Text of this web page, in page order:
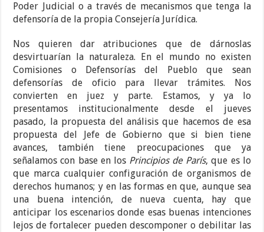
Poder Judicial o a través de mecanismos que tenga la
defensoría de la propia Consejería Jurídica.
Nos quieren dar atribuciones que de dárnoslas
desvirtuarían la naturaleza. En el mundo no existen
Comisiones o Defensorías del Pueblo que sean
defensorías de oficio para llevar trámites. Nos
convierten en juez y parte. Estamos, y ya lo
presentamos institucionalmente desde el jueves
pasado, la propuesta del análisis que hacemos de esa
propuesta del Jefe de Gobierno que si bien tiene
avances, también tiene preocupaciones que ya
señalamos con base en los Principios de París, que es lo
que marca cualquier configuración de organismos de
derechos humanos; y en las formas en que, aunque sea
una buena intención, de nueva cuenta, hay que
anticipar los escenarios donde esas buenas intenciones
lejos de fortalecer pueden descomponer o debilitar las